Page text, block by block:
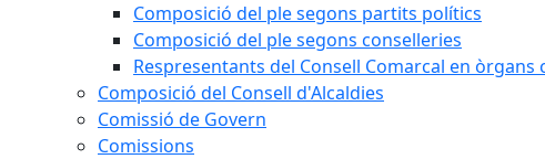
Composició del ple segons partits polítics
Composició del ple segons conselleries
Respresentants del Consell Comarcal en òrgans
Composició del Consell d'Alcaldies
Comissió de Govern
Comissions